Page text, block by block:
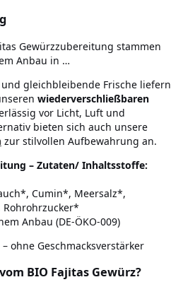
Gewürzzubereitung stammen
Anbau in …
gleichbleibende Frische liefern
wiederverschließbaren
vor Licht, Luft und
bieten sich auch unsere
zur stilvollen Aufbewahrung an.
– Zutaten/ Inhaltsstoffe:
Cumin*, Meersalz*,
Anbau (DE-ÖKO-009)
ohne Geschmacksverstärker
BIO Fajitas Gewürz?